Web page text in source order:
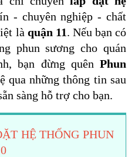
- chuyên nghiệp - chất
là quận 11. Nếu bạn có
phun sương cho quán
bạn đừng quên Phun
qua những thông tin sau
sàng hỗ trợ cho bạn.
HỆ THỐNG PHUN